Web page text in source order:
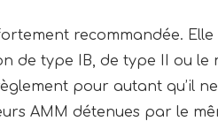
recommandée.
de type IB, de type II ou le
pour autant qu’il
AMM détenues par le